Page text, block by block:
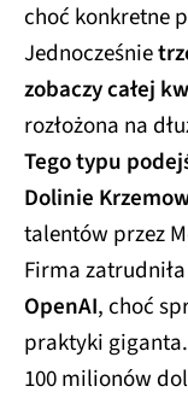
choć konkretne
Jednocześnie
zobaczy całej
rozłożona na
Tego typu
Dolinie
talentów przez
Firma
OpenAI, choć
praktyki
100 milionów